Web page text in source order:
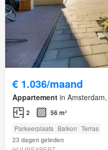
€ 1.036/maand
Appartement in
2 56 m²
Parkeerplaats Balkon Terras
23 dagen geleden